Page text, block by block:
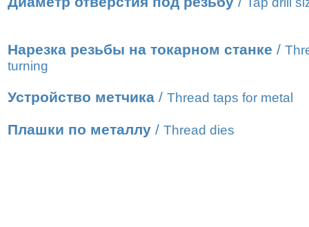
Нарезка резьбы на токарном станке /
turning
Устройство метчика / Thread taps for metal
Плашки по металлу / Thread dies